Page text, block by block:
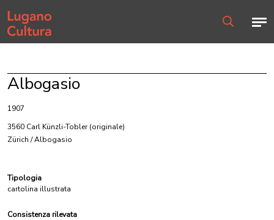
Home page
Albogasio
1907
3560 Carl Künzli-Tobler (originale)
Zürich / Albogasio
Tipologia
cartolina illustrata
Consistenza rilevata